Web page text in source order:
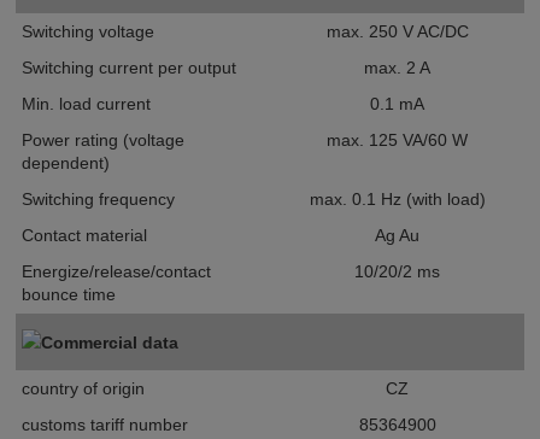
Switching voltage
max. 250 V AC/DC
Switching current per output
max. 2 A
Min. load current
0.1 mA
Power rating (voltage
dependent)
max. 125 VA/60 W
Switching frequency
max. 0.1 Hz (with load)
Contact material
Ag Au
Energize/release/contact
bounce time
10/20/2 ms
Commercial data
country of origin
CZ
customs tariff number
85364900